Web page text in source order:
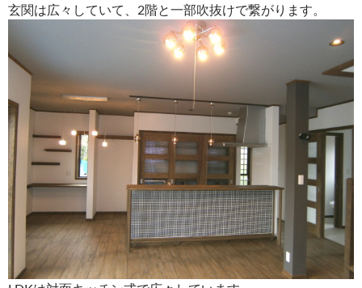
玄関は広々していて、2階と一部吹抜けで繋がります。